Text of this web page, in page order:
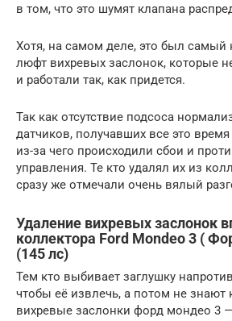
в том, что это шумят клапана
Хотя, на самом деле, это был самый
люфт вихревых заслонок, которые
и работали так, как придется.
Так как отсутствие подсоса
датчиков, получавших все это
из-за чего происходили сбои и
управления. Те кто удалял их из
сразу же отмечали очень вялый
Удаление вихревых заслонок
коллектора Ford Mondeo 3 (
(145 лс)
Тем кто выбивает заглушку
чтобы её извлечь, а потом не знают
вихревые заслонки форд мондео 3